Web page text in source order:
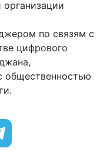
по связям с
цифрового
общественностью